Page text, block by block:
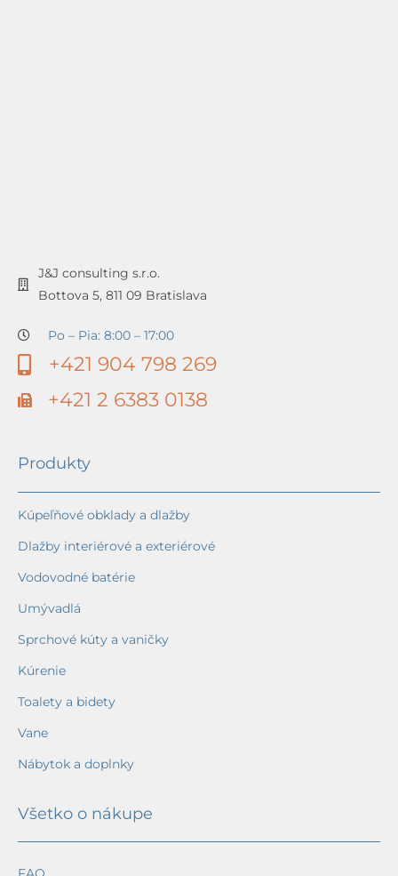
J&J consulting s.r.o.
Bottova 5, 811 09 Bratislava
Po – Pia: 8:00 – 17:00
+421 904 798 269
+421 2 6383 0138
Produkty
Kúpeľňové obklady a dlažby
Dlažby interiérové a exteriérové
Vodovodné batérie
Umývadlá
Sprchové kúty a vaničky
Kúrenie
Toalety a bidety
Vane
Nábytok a doplnky
Všetko o nákupe